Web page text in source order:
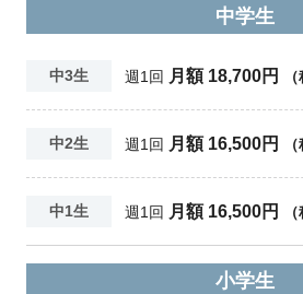
中学生
中3生 週1回 月額 18,700円 （
中2生 週1回 月額 16,500円
中1生 週1回 月額 16,500円
小学生